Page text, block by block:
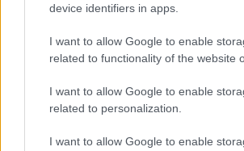
device identifiers in apps.
I want to allow Google to enable
related to functionality of the website
I want to allow Google to enable
related to personalization.
I want to allow Google to enable